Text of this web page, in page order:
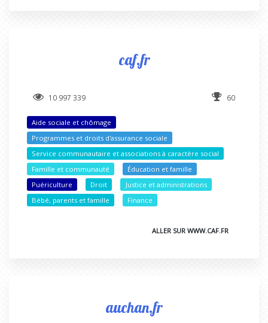
caf.fr
10 997 339 60
Aide sociale et chômage
Programmes et droits d'assurance sociale
Service communautaire et associations à caractère social
Famille et communauté
Éducation et famille
Puériculture
Droit
Justice et administrations
Bébé, parents et famille
Finance
ALLER SUR WWW.CAF.FR
auchan.fr